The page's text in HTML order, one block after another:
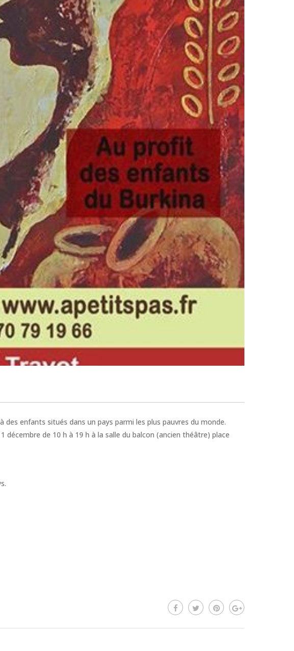
enfants situés dans un pays parmi les plus pauvres du monde.
de 10 h à 19 h à la salle du balcon (ancien théâtre) place